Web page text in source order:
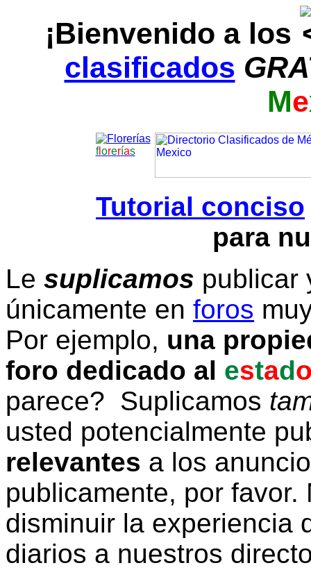
¡Bienvenido a los
clasificados
Me
florerías
Tutorial conciso
para
Le suplicamos publicar
únicamente en foros
Por ejemplo, una
foro dedicado al estad
parece? Suplicamos
usted potencialmente
relevantes a los
publicamente, por
disminuir la experiencia
diarios a nuestros